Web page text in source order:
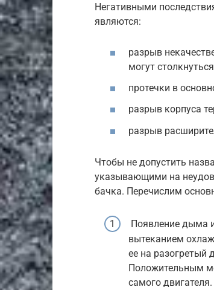
Негативными
являются:
разрыв
могут
протечки в
разрыв корпуса
разрыв
Чтобы не допустить
указывающими на
бачка. Перечислим
Появление дыма
вытеканием
ее на разогретый
Положительным
самого